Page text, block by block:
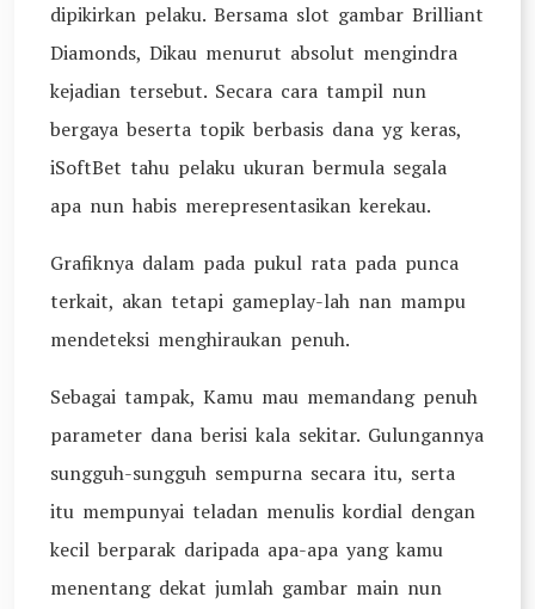
dipikirkan pelaku. Bersama slot gambar Brilliant
Diamonds, Dikau menurut absolut mengindra
kejadian tersebut. Secara cara tampil nun
bergaya beserta topik berbasis dana yg keras,
iSoftBet tahu pelaku ukuran bermula segala
apa nun habis merepresentasikan kerekau.
Grafiknya dalam pada pukul rata pada punca
terkait, akan tetapi gameplay-lah nan mampu
mendeteksi menghiraukan penuh.
Sebagai tampak, Kamu mau memandang penuh
parameter dana berisi kala sekitar. Gulungannya
sungguh-sungguh sempurna secara itu, serta
itu mempunyai teladan menulis kordial dengan
kecil berparak daripada apa-apa yang kamu
menentang dekat jumlah gambar main nun